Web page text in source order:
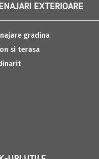
EXTERIOARE
gradina
si terasa